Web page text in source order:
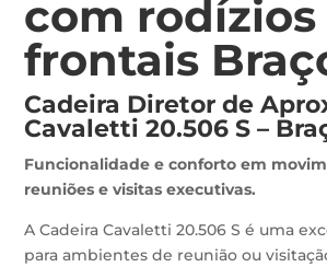
com rodízios
frontais
Cadeira Diretor de
Cavaletti 20.506 S –
Funcionalidade e conforto em
reuniões e visitas executivas.
A Cadeira Cavaletti 20.506 S é uma
para ambientes de reunião ou